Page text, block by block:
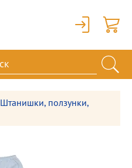
Вход
Штанишки, ползунки,